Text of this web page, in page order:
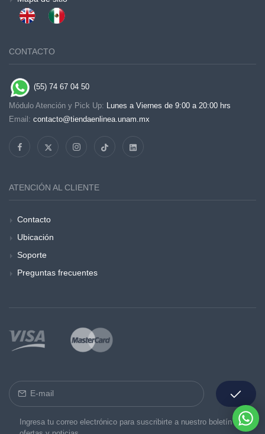
CONTACTO
(55) 74 67 04 50
Módulo Atención y Pick Up: Lunes a Viernes de 9:00 a 20:00 hrs
Email: contacto@tiendaenlinea.unam.mx
ATENCIÓN AL CLIENTE
Contacto
Ubicación
Soporte
Preguntas frecuentes
Ingresa tu correo electrónico para suscribirte a nuestro boletín de